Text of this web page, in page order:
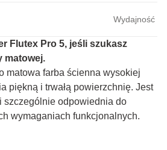
Wydajność
Flutex Pro 5, jeśli szukasz
matowej.
matowa farba ścienna wysokiej
piękną i trwałą powierzchnię. Jest
szczególnie odpowiednia do
wymaganiach funkcjonalnych.